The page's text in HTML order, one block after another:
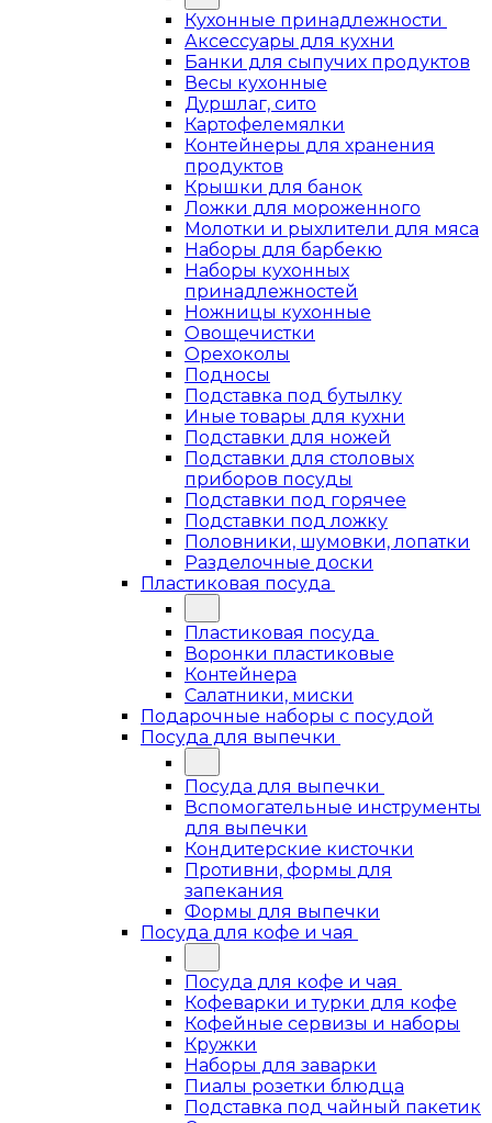
Кухонные принадлежности
Аксессуары для кухни
Банки для сыпучих продуктов
Весы кухонные
Дуршлаг, сито
Картофелемялки
Контейнеры для хранения
продуктов
Крышки для банок
Ложки для мороженного
Молотки и рыхлители для мяса
Наборы для барбекю
Наборы кухонных
принадлежностей
Ножницы кухонные
Овощечистки
Орехоколы
Подносы
Подставка под бутылку
Иные товары для кухни
Подставки для ножей
Подставки для столовых
приборов посуды
Подставки под горячее
Подставки под ложку
Половники, шумовки, лопатки
Разделочные доски
Пластиковая посуда
Пластиковая посуда
Воронки пластиковые
Контейнера
Салатники, миски
Подарочные наборы с посудой
Посуда для выпечки
Посуда для выпечки
Вспомогательные инструменты
для выпечки
Кондитерские кисточки
Противни, формы для
запекания
Формы для выпечки
Посуда для кофе и чая
Посуда для кофе и чая
Кофеварки и турки для кофе
Кофейные сервизы и наборы
Кружки
Наборы для заварки
Пиалы розетки блюдца
Подставка под чайный пакетик